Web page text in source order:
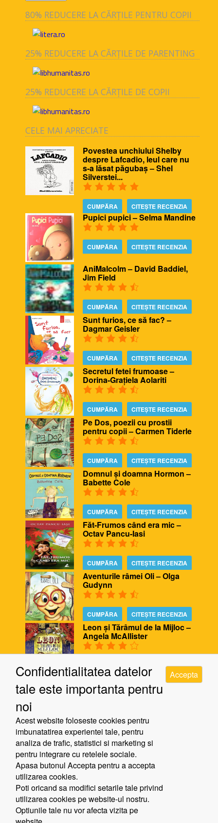
80% REDUCERE LA CĂRȚILE PENTRU COPII
25% REDUCERE LA CĂRȚILE DE PARENTING
25% REDUCERE LA CĂRȚILE DE COPII
CELE MAI APRECIATE
Povestea unchiului Shelby
despre Lafcadio, leul care nu
s-a lăsat păgubaș – Shel
Silverstei...
CUMPĂRA CITEȘTE RECENZIA
Pupici pupici – Selma Mandine
CUMPĂRA CITEȘTE RECENZIA
AniMalcolm – David Baddiel,
Jim Field
CUMPĂRA CITEȘTE RECENZIA
Sunt furios, ce să fac? –
Dagmar Geisler
CUMPĂRA CITEȘTE RECENZIA
Secretul fetei frumoase –
Dorina-Grațiela Aolariti
CUMPĂRA CITEȘTE RECENZIA
Pe Dos, poezii cu prostii
pentru copii – Carmen Tiderle
CUMPĂRA CITEȘTE RECENZIA
Domnul și doamna Hormon –
Babette Cole
CUMPĂRA CITEȘTE RECENZIA
Făt-Frumos când era mic –
Octav Pancu-Iasi
CUMPĂRA CITEȘTE RECENZIA
Aventurile râmei Oli – Olga
Gudynn
CUMPĂRA CITEȘTE RECENZIA
Leon și Tărâmul de la Mijloc –
Angela McAllister
CUMPĂRA CITEȘTE RECENZIA
Biblioteca ursului – Poppy
Bishop, Alison Edgson
CUMPĂRA CITEȘTE RECENZIA
Cinci minute de răgaz – Jill
Murphy
CUMPĂRA CITEȘTE RECENZIA
Politica de confidentialitate
Confidentialitatea datelor
tale este importanta pentru
noi
Acest website foloseste cookies pentru
imbunatatirea experientei tale, pentru
analiza de trafic, statistici si marketing si
pentru integrare cu retelele sociale.
Apasa butonul Accepta pentru a accepta
utilizarea cookies.
Poti oricand sa modifici setarile tale privind
utilizarea cookies pe website-ul nostru.
Optiunile tale nu vor afecta vizita pe
Accepta